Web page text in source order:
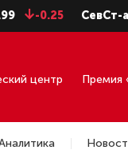
СевСт-ао
центр Премия